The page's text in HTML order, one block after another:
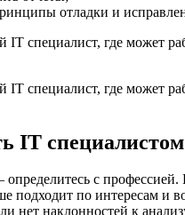
отладки и
IT специалистом
с профессией.
подходит по интересам и
нет наклонностей к